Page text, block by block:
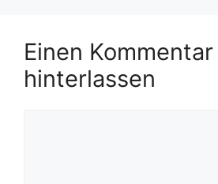
Einen Kommentar
hinterlassen